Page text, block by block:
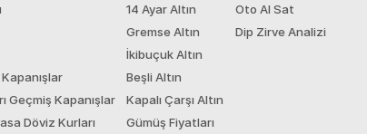
Geçmiş Kapanışlar
Döviz Kurları
14 Ayar Altın
Gremse Altın
İkibuçuk Altın
Beşli Altın
Kapalı Çarşı Altın
Gümüş Fiyatları
Oto Al Sat
Dip Zirve Analizi